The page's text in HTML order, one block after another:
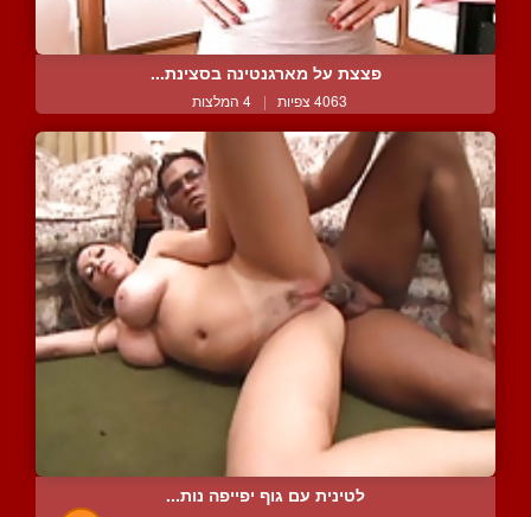
פצצת על מארגנטינה בסצינת...
4063 צפיות | 4 המלצות
לטינית עם גוף יפייפה נות...